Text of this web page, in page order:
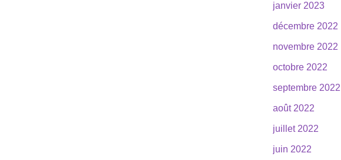
janvier 2023
décembre 2022
novembre 2022
octobre 2022
septembre 2022
août 2022
juillet 2022
juin 2022